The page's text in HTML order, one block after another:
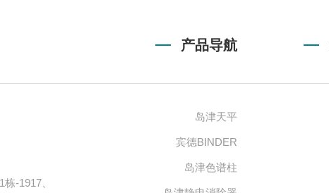
产品导航
-1917、
岛津天平
宾德BINDER
岛津色谱柱